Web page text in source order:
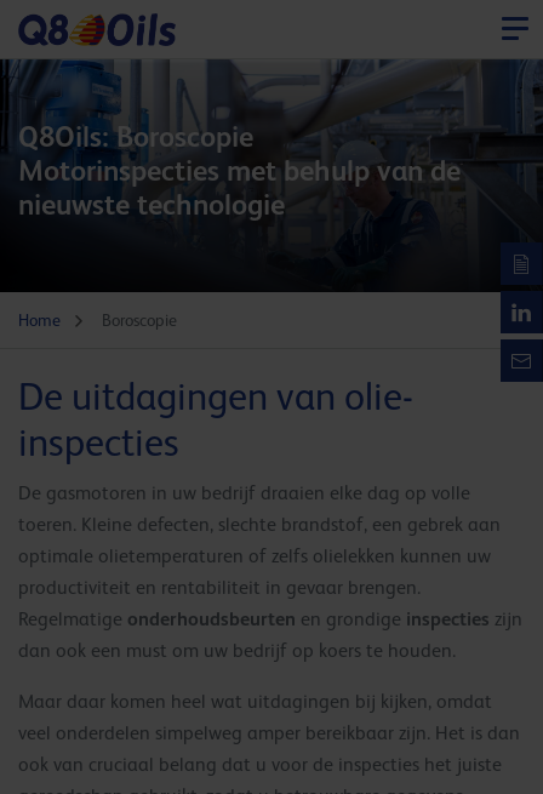
Q8Oils: Boroscopie
Motorinspecties met behulp van de
nieuwste technologie
Home Boroscopie
De uitdagingen van olie-
inspecties
De gasmotoren in uw bedrijf draaien elke dag op volle
toeren. Kleine defecten, slechte brandstof, een gebrek aan
optimale olietemperaturen of zelfs olielekken kunnen uw
productiviteit en rentabiliteit in gevaar brengen.
Regelmatige onderhoudsbeurten en grondige inspecties zijn
dan ook een must om uw bedrijf op koers te houden.
Maar daar komen heel wat uitdagingen bij kijken, omdat
veel onderdelen simpelweg amper bereikbaar zijn. Het is dan
ook van cruciaal belang dat u voor de inspecties het juiste